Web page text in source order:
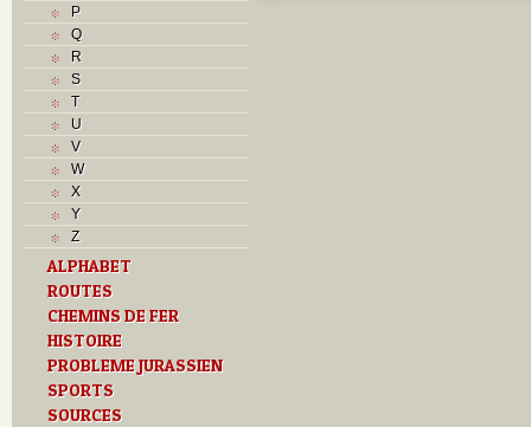
P
Q
R
S
T
U
V
W
X
Y
Z
ALPHABET
ROUTES
CHEMINS DE FER
HISTOIRE
PROBLEME JURASSIEN
SPORTS
SOURCES